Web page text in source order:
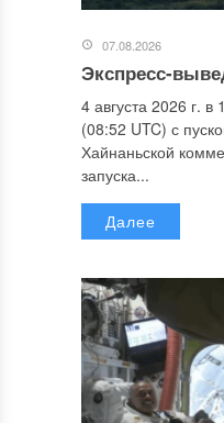
07.08.2026
Экспресс-
4 августа 2026 г. в
(08:52 UTC) с
Хайнаньской
запуска...
Далее